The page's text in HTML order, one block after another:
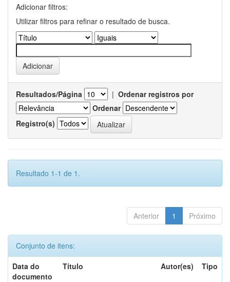
Adicionar filtros:
Utilizar filtros para refinar o resultado de busca.
Resultados/Página | Ordenar registros por
Ordenar
Registro(s)
Resultado 1-1 de 1.
Anterior 1 Próximo
Conjunto de itens:
Data do
documento
Título Autor(es) Tipo